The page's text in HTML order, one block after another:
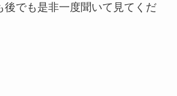
後でも是非一度聞いて見てくだ